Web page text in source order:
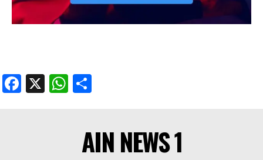
Facebook
X WhatsApp
AIN NEWS 1